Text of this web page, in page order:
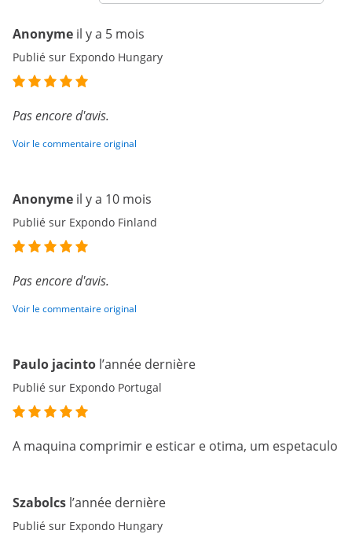
Anonyme il y a 5 mois
Publié sur Expondo Hungary
Pas encore d'avis.
Voir le commentaire original
Anonyme il y a 10 mois
Publié sur Expondo Finland
Pas encore d'avis.
Voir le commentaire original
Paulo jacinto l’année dernière
Publié sur Expondo Portugal
A maquina comprimir e esticar e otima, um espetaculo
Szabolcs l’année dernière
Publié sur Expondo Hungary